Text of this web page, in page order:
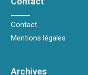
Contact
Mentions légales
Archives